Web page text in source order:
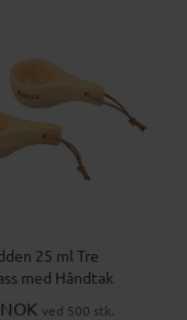
25 ml Tre
med Håndtak
ved 500 stk.